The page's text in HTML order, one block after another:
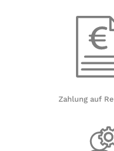
Zahlung auf